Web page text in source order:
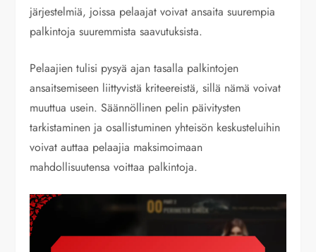
järjestelmiä, joissa pelaajat voivat ansaita suurempia
palkintoja suuremmista saavutuksista.
Pelaajien tulisi pysyä ajan tasalla palkintojen
ansaitsemiseen liittyvistä kriteereistä, sillä nämä voivat
muuttua usein. Säännöllinen pelin päivitysten
tarkistaminen ja osallistuminen yhteisön keskusteluihin
voivat auttaa pelaajia maksimoimaan
mahdollisuutensa voittaa palkintoja.